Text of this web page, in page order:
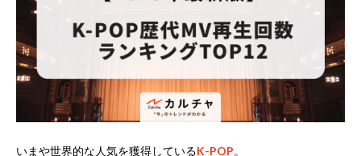
いまや世界的な人気を獲得しているK-POP。